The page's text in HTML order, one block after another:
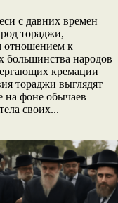
с давних времен
тораджи,
отношением к
большинства народов
кремации
тораджи выглядят
на фоне обычаев
своих...